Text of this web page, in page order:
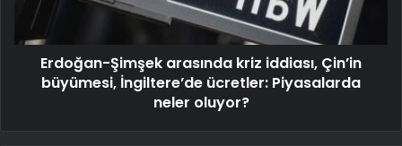
Erdoğan-Şimşek arasında kriz iddiası, Çin’in
büyümesi, İngiltere’de ücretler: Piyasalarda
neler oluyor?